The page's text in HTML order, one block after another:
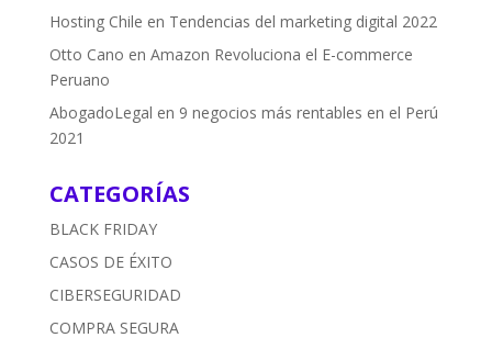
Hosting Chile en Tendencias del marketing digital 2022
Otto Cano en Amazon Revoluciona el E-commerce
Peruano
AbogadoLegal en 9 negocios más rentables en el Perú
2021
CATEGORÍAS
BLACK FRIDAY
CASOS DE ÉXITO
CIBERSEGURIDAD
COMPRA SEGURA